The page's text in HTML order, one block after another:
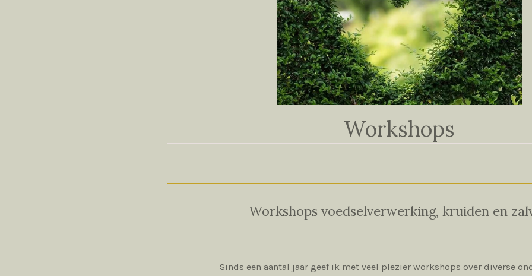
Workshops
Workshops voedselverwerking, kruiden en
Sinds een aantal jaar geef ik met veel plezier workshops over diverse